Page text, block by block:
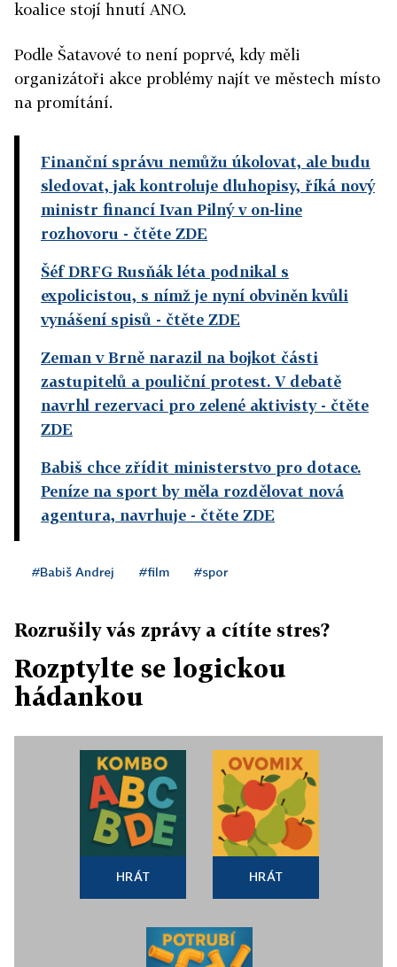
koalice stojí hnutí ANO.
Podle Šatavové to není poprvé, kdy měli
organizátoři akce problémy najít ve městech místo
na promítání.
Finanční správu nemůžu úkolovat, ale budu
sledovat, jak kontroluje dluhopisy, říká nový
ministr financí Ivan Pilný v on-line
rozhovoru - čtěte ZDE
Šéf DRFG Rusňák léta podnikal s
expolicistou, s nímž je nyní obviněn kvůli
vynášení spisů - čtěte ZDE
Zeman v Brně narazil na bojkot části
zastupitelů a pouliční protest. V debatě
navrhl rezervaci pro zelené aktivisty- čtěte
ZDE
Babiš chce zřídit ministerstvo pro dotace.
Peníze na sport by měla rozdělovat nová
agentura, navrhuje - čtěte ZDE
#Babiš Andrej #film #spor
Rozrušily vás zprávy a cítíte stres?
Rozptylte se logickou
hádankou
HRÁT HRÁT